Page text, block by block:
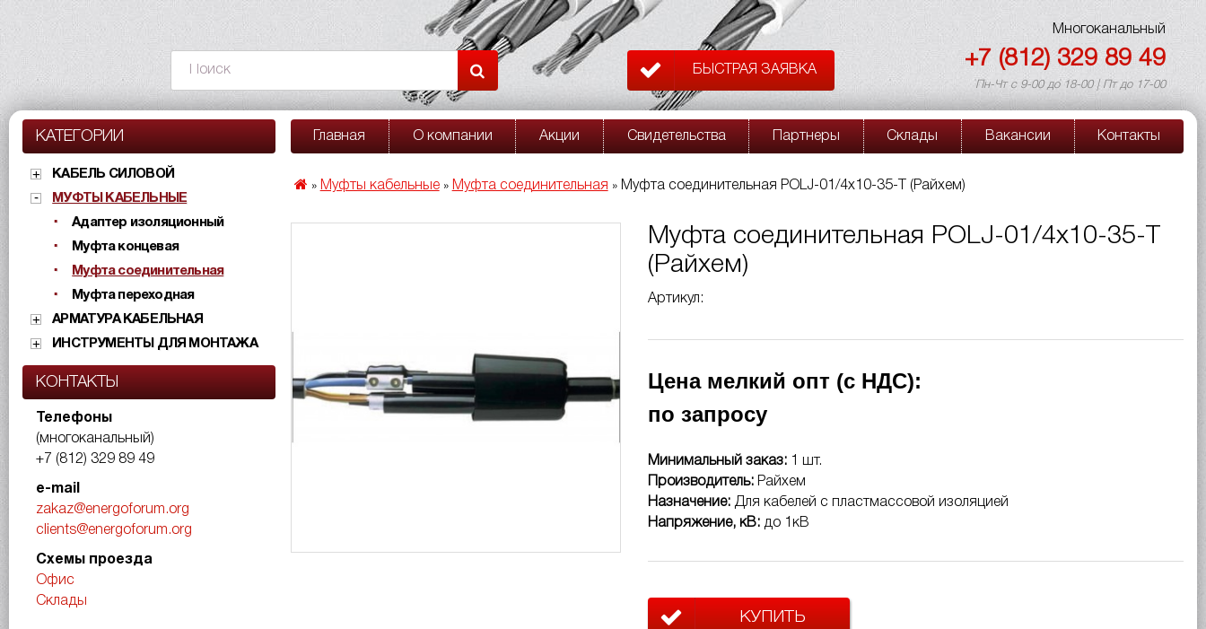
БЫСТРАЯ ЗАЯВКА
Многоканальный
+7 (812) 329 89 49
Пн-Чт с 9-00 до 18-00 | Пт до 17-00
КАТЕГОРИИ
КАБЕЛЬ СИЛОВОЙ
МУФТЫ КАБЕЛЬНЫЕ
Адаптер изоляционный
Муфта концевая
Муфта соединительная
Муфта переходная
АРМАТУРА КАБЕЛЬНАЯ
ИНСТРУМЕНТЫ ДЛЯ МОНТАЖА
КОНТАКТЫ
Телефоны
(многоканальный)
+7 (812) 329 89 49
e-mail
zakaz@energoforum.org
clients@energoforum.org
Схемы проезда
Офис
Склады
Главная О компании Акции Свидетельства Партнеры Склады Вакансии Контакты
» Муфты кабельные» Муфта соединительная » Муфта соединительная POLJ-01/4x10-35-T (Райхем)
Муфта соединительная POLJ-01/4x10-35-T
(Райхем)
Артикул:
Цена мелкий опт (с НДС):
по запросу
Минимальный заказ: 1 шт.
Производитель: Райхем
Назначение: Для кабелей с пластмассовой изоляцией
Напряжение, кВ: до 1кВ
КУПИТЬ